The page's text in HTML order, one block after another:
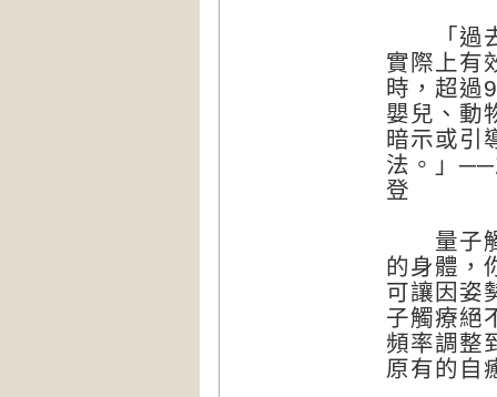
「過去
實際上有
時，超過
嬰兒、動
暗示或引
法。」──
登
量子觸
的身體，
可讓因姿
子觸療絕
頻率調整
原有的自